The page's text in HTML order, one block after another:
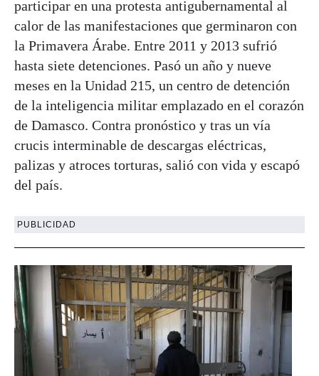
participar en una protesta antigubernamental al
calor de las manifestaciones que germinaron con
la Primavera Árabe. Entre 2011 y 2013 sufrió
hasta siete detenciones. Pasó un año y nueve
meses en la Unidad 215, un centro de detención
de la inteligencia militar emplazado en el corazón
de Damasco. Contra pronóstico y tras un vía
crucis interminable de descargas eléctricas,
palizas y atroces torturas, salió con vida y escapó
del país.
PUBLICIDAD